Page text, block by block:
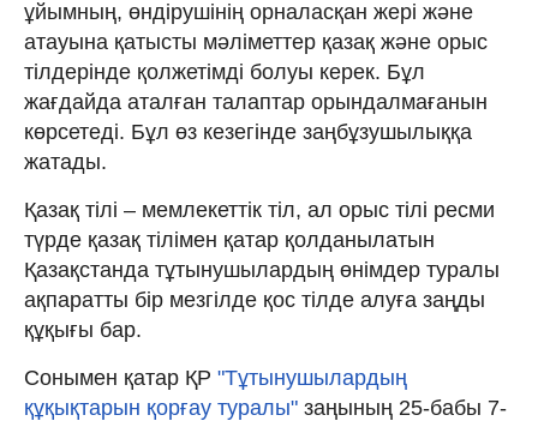
ұйымның, өндірушінің орналасқан жері және
атауына қатысты мәліметтер қазақ және орыс
тілдерінде қолжетімді болуы керек. Бұл
жағдайда аталған талаптар орындалмағанын
көрсетеді. Бұл өз кезегінде заңбұзушылыққа
жатады.
Қазақ тілі – мемлекеттік тіл, ал орыс тілі ресми
түрде қазақ тілімен қатар қолданылатын
Қазақстанда тұтынушылардың өнімдер туралы
ақпаратты бір мезгілде қос тілде алуға заңды
құқығы бар.
Сонымен қатар ҚР "Тұтынушылардың
құқықтарын қорғау туралы" заңының 25-бабы 7-